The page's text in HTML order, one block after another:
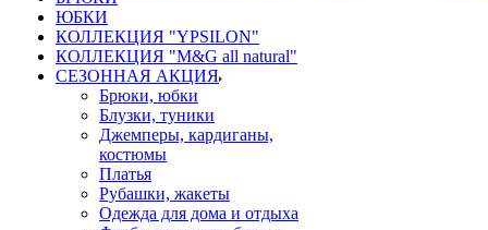
ЮБКИ
КОЛЛЕКЦИЯ "YPSILON"
КОЛЛЕКЦИЯ "M&G all natural"
СЕЗОННАЯ АКЦИЯ
Брюки, юбки
Блузки, туники
Джемперы, кардиганы,
костюмы
Платья
Рубашки, жакеты
Одежда для дома и отдыха